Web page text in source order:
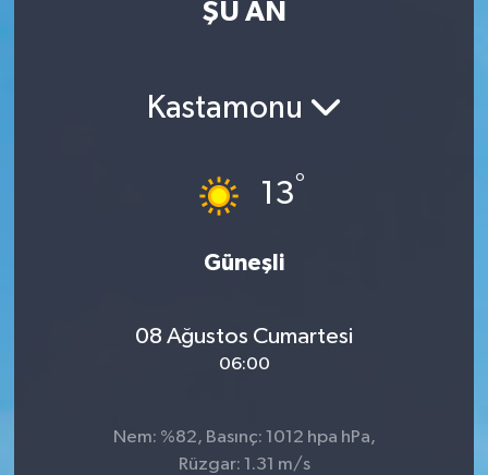
ŞU AN
Kastamonu
13°
Güneşli
08 Ağustos Cumartesi
06:00
Nem: %82, Basınç: 1012 hpa hPa,
Rüzgar: 1.31 m/s